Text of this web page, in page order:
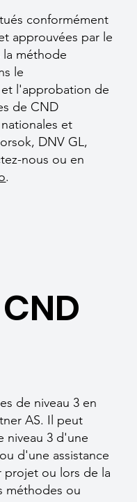
conformément
approuvées par le
la méthode
le
l'approbation de
de CND
et
DNV GL,
nous ou en
.
de niveau 3 en
AS. Il peut
niveau 3 d'une
d'une assistance
projet ou lors de la
méthodes ou